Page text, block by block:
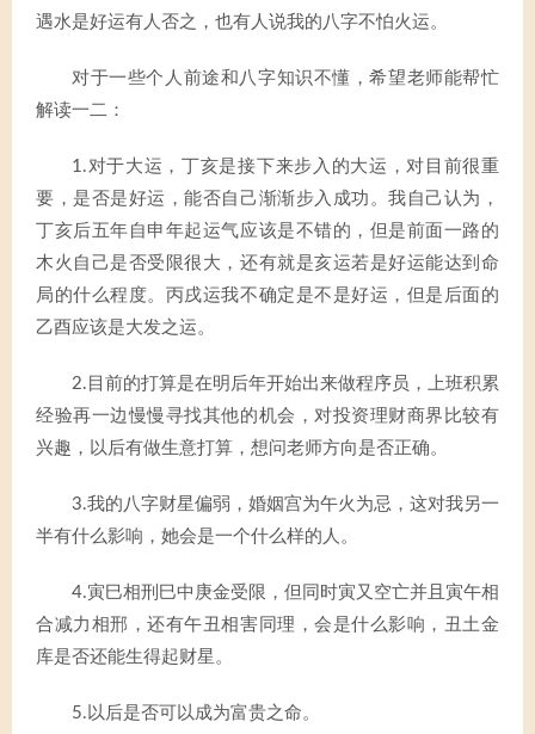
遇水是好运有人否之，也有人说我的八字不怕火运。
对于一些个人前途和八字知识不懂，希望老师能帮忙
解读一二：
1.对于大运，丁亥是接下来步入的大运，对目前很重
要，是否是好运，能否自己渐渐步入成功。我自己认为，
丁亥后五年自申年起运气应该是不错的，但是前面一路的
木火自己是否受限很大，还有就是亥运若是好运能达到命
局的什么程度。丙戌运我不确定是不是好运，但是后面的
乙酉应该是大发之运。
2.目前的打算是在明后年开始出来做程序员，上班积累
经验再一边慢慢寻找其他的机会，对投资理财商界比较有
兴趣，以后有做生意打算，想问老师方向是否正确。
3.我的八字财星偏弱，婚姻宫为午火为忌，这对我另一
半有什么影响，她会是一个什么样的人。
4.寅巳相刑巳中庚金受限，但同时寅又空亡并且寅午相
合减力相邢，还有午丑相害同理，会是什么影响，丑土金
库是否还能生得起财星。
5.以后是否可以成为富贵之命。